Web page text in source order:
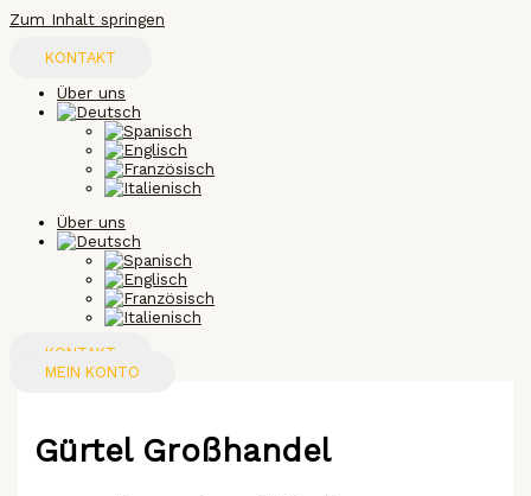
Zum Inhalt springen
KONTAKT
Über uns
Über uns
KONTAKT
MEIN KONTO
Gürtel Großhandel